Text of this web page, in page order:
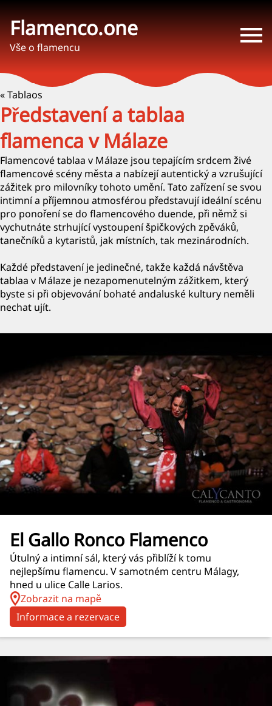
Flamenco.one
Vše o flamencu
« Tablaos
Představení a tablaa
flamenca v Málaze
Flamencové tablaa v Málaze jsou tepajícím srdcem živé
flamencové scény města a nabízejí autentický a vzrušující
zážitek pro milovníky tohoto umění. Tato zařízení se svou
intimní a příjemnou atmosférou představují ideální scénu
pro ponoření se do flamencového duende, při němž si
vychutnáte strhující vystoupení špičkových zpěváků,
tanečníků a kytaristů, jak místních, tak mezinárodních.
Každé představení je jedinečné, takže každá návštěva
tablaa v Málaze je nezapomenutelným zážitkem, který
byste si při objevování bohaté andaluské kultury neměli
nechat ujít.
El Gallo Ronco Flamenco
Útulný a intimní sál, který vás přiblíží k tomu
nejlepšímu flamencu. V samotném centru Málagy,
hned u ulice Calle Larios.
Zobrazit na mapě
Informace a rezervace